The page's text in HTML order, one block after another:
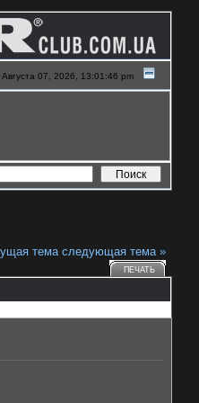
Августа 07, 2026, 13:01:46 pm
тема следующая тема »
ПЕЧАТЬ